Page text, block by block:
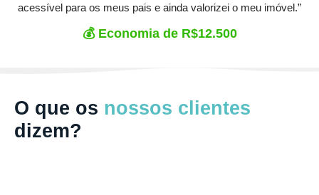
acessível para os meus pais e ainda valorizei o meu imóvel.”
💰 Economia de R$12.500
O que os nossos clientes
dizem?